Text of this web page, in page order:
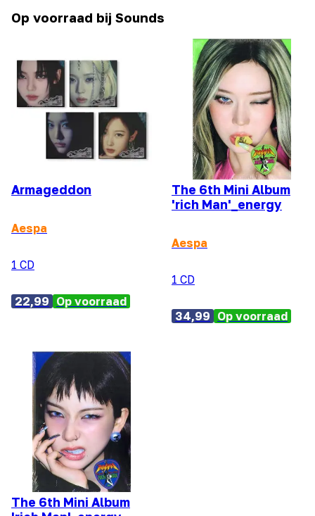
Op voorraad bij Sounds
Armageddon
Aespa
1 CD
22,99 Op voorraad
The 6th Mini Album
'rich Man'_energy
Aespa
1 CD
34,99 Op voorraad
The 6th Mini Album